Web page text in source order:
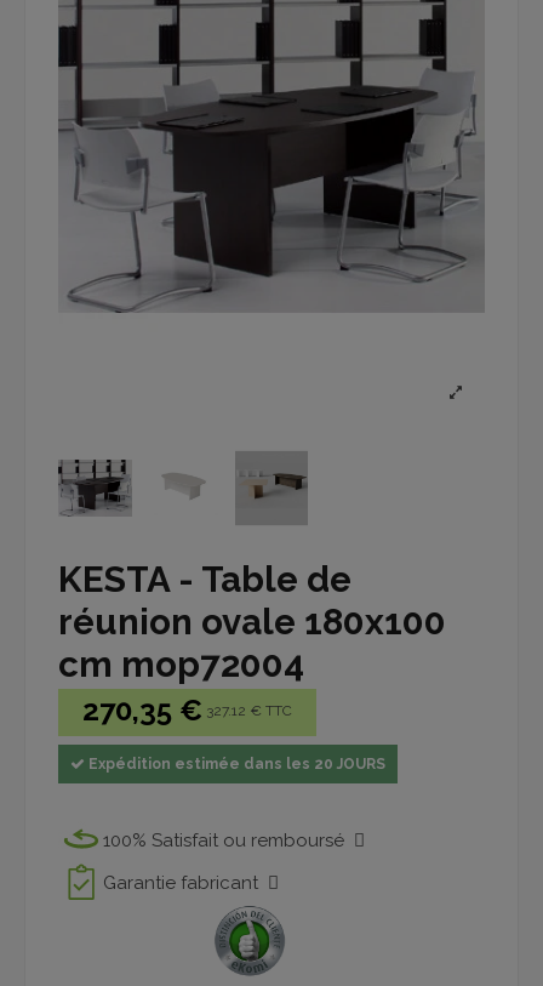
KESTA - Table de
réunion ovale 180x100
cm mop72004
270,35 € 327.12 € TTC
Expédition estimée dans les 20 JOURS
100% Satisfait ou remboursé
Garantie fabricant